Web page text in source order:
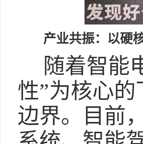
产业共振：以硬
随着智能
性”为核心
边界。目前